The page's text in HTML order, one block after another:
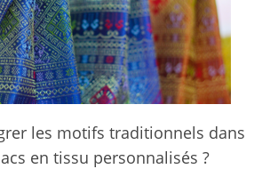
les motifs traditionnels dans
en tissu personnalisés ?